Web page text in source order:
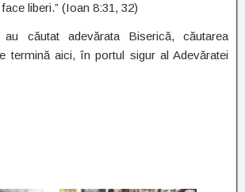
liberi.” (Ioan 8:31, 32)
căutat adevărata Biserică, căutarea
termină aici, în portul sigur al Adevăratei